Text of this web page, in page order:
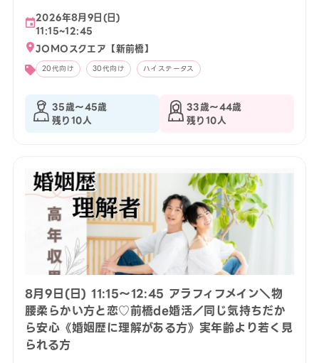
2026年8月9日(日)
11:15~12:45
JOMOスクエア【新前橋】
20代向け 30代向け ハイステータス
35歳〜45歳
残り10人
33歳〜44歳
残り10人
8月9日(日) 11:15〜12:45 アラフィフメイン＼物
腰柔らかい方と恋♡前橋de婚活／同じ気持ちだか
ら安心《婚姻歴に理解がある方》実年齢より若く見
られる方